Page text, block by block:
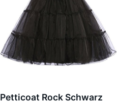
Petticoat Rock Schwarz